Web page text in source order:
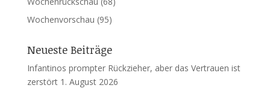
Wochenvorschau (95)
Neueste Beiträge
Infantinos prompter Rückzieher, aber das Vertrauen ist
zerstört 1. August 2026